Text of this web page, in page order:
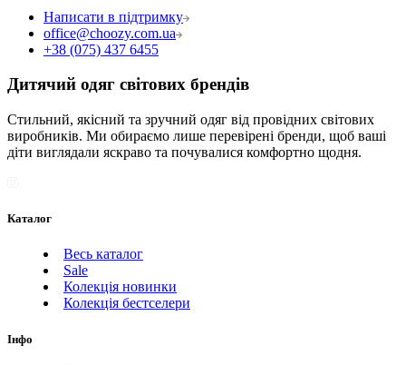
Написати в підтримку
office@choozy.com.ua
+38 (075) 437 6455
Дитячий одяг світових брендів
Стильний, якісний та зручний одяг від провідних світових
виробників. Ми обираємо лише перевірені бренди, щоб ваші
діти виглядали яскраво та почувалися комфортно щодня.
Каталог
Весь каталог
Sale
Колекція новинки
Колекція бестселери
Інфо